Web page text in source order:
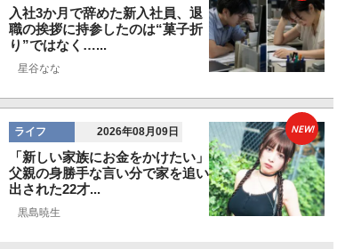
入社3か月で辞めた新入社員、退
職の挨拶に持参したのは“菓子折
り”ではなく…...
星谷なな
ライフ 2026年08月09日
「新しい家族にお金をかけたい」
父親の身勝手な言い分で家を追い
出された22才...
黒島暁生
NEW!